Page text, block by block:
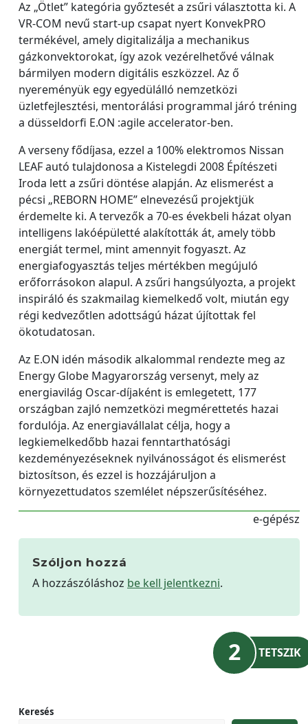
Az „Ötlet” kategória győztesét a zsűri választotta ki. A
VR-COM nevű start-up csapat nyert KonvekPRO
termékével, amely digitalizálja a mechanikus
gázkonvektorokat, így azok vezérelhetővé válnak
bármilyen modern digitális eszközzel. Az ő
nyereményük egy egyedülálló nemzetközi
üzletfejlesztési, mentorálási programmal járó tréning
a düsseldorfi E.ON :agile accelerator-ben.
A verseny fődíjasa, ezzel a 100% elektromos Nissan
LEAF autó tulajdonosa a Kistelegdi 2008 Építészeti
Iroda lett a zsűri döntése alapján. Az elismerést a
pécsi „REBORN HOME” elnevezésű projektjük
érdemelte ki. A tervezők a 70-es évekbeli házat olyan
intelligens lakóépületté alakították át, amely több
energiát termel, mint amennyit fogyaszt. Az
energiafogyasztás teljes mértékben megújuló
erőforrásokon alapul. A zsűri hangsúlyozta, a projekt
inspiráló és szakmailag kiemelkedő volt, miután egy
régi kedvezőtlen adottságú házat újítottak fel
ökotudatosan.
Az E.ON idén második alkalommal rendezte meg az
Energy Globe Magyarország versenyt, mely az
energiavilág Oscar-díjaként is emlegetett, 177
országban zajló nemzetközi megmérettetés hazai
fordulója. Az energiavállalat célja, hogy a
legkiemelkedőbb hazai fenntarthatósági
kezdeményezéseknek nyilvánosságot és elismerést
biztosítson, és ezzel is hozzájáruljon a
környezettudatos szemlélet népszerűsítéséhez.
e-gépész
Szóljon hozzá
A hozzászóláshoz be kell jelentkezni.
2 TETSZIK
Keresés